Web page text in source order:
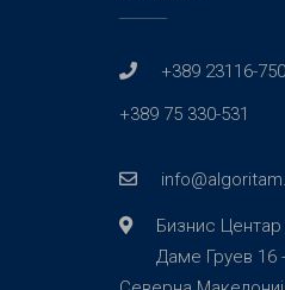
+389 23116-750
+389 75 330-531
Бизнис Центар
Даме Груев 16